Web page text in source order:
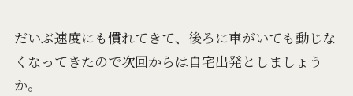
だいぶ速度にも慣れてきて、後ろに車がいても動じな
くなってきたので次回からは自宅出発としましょう
か。